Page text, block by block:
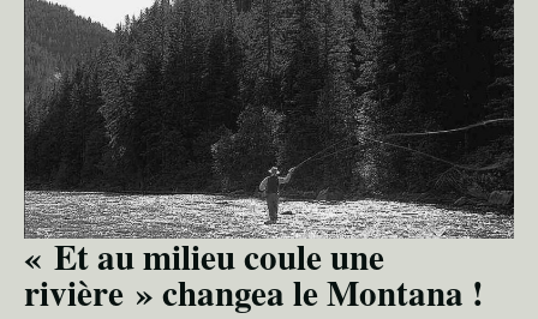
« Et au milieu coule une
rivière » changea le Montana !